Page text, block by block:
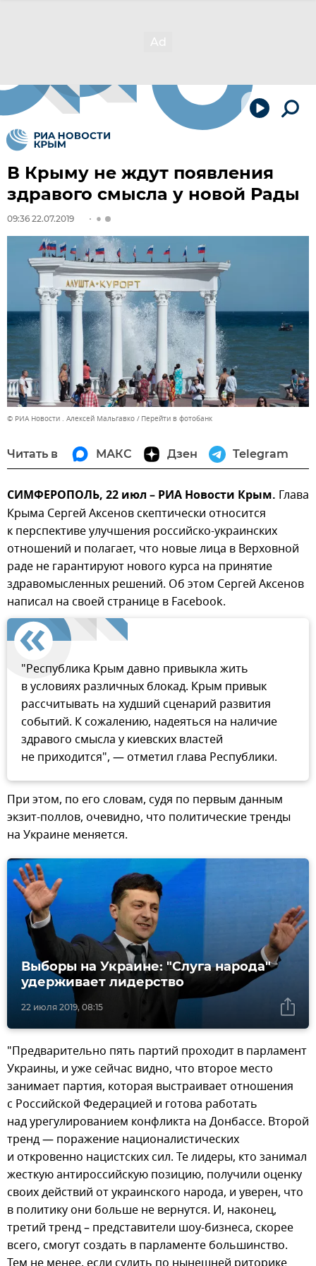
В Крыму не ждут появления
здравого смысла у новой Рады
09:36 22.07.2019
© РИА Новости . Алексей Мальгавко Перейти в фотобанк
Читать в МАКС Дзен Telegram
СИМФЕРОПОЛЬ, 22 июл – РИА Новости Крым. Глава
Крыма Сергей Аксенов скептически относится
к перспективе улучшения российско-украинских
отношений и полагает, что новые лица в Верховной
раде не гарантируют нового курса на принятие
здравомысленных решений. Об этом Сергей Аксенов
написал на своей странице в Facebook.
"Республика Крым давно привыкла жить
в условиях различных блокад. Крым привык
рассчитывать на худший сценарий развития
событий. К сожалению, надеяться на наличие
здравого смысла у киевских властей
не приходится", — отметил глава Республики.
При этом, по его словам, судя по первым данным
экзит-поллов, очевидно, что политические тренды
на Украине меняется.
22 июля 2019, 08:15
Выборы на Украине: "Слуга народа"
удерживает лидерство
"Предварительно пять партий проходит в парламент
Украины, и уже сейчас видно, что второе место
занимает партия, которая выстраивает отношения
с Российской Федерацией и готова работать
над урегулированием конфликта на Донбассе. Второй
тренд — поражение националистических
и откровенно нацистских сил. Те лидеры, кто занимал
жесткую антироссийскую позицию, получили оценку
своих действий от украинского народа, и уверен, что
в политику они больше не вернутся. И, наконец,
третий тренд – представители шоу-бизнеса, скорее
всего, смогут создать в парламенте большинство.